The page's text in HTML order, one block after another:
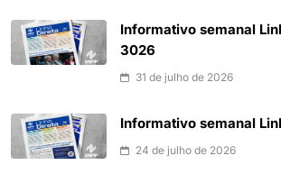
Informativo semanal
3026
31 de julho de 2026
Informativo semanal
24 de julho de 2026